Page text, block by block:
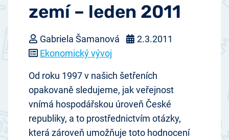
zemí – leden 2011
Gabriela Šamanová
2.3.2011
Ekonomický vývoj
Od roku 1997 v našich šetřeních
opakovaně sledujeme, jak veřejnost
vnímá hospodářskou úroveň České
republiky, a to prostřednictvím otázky,
která zároveň umožňuje toto hodnocení